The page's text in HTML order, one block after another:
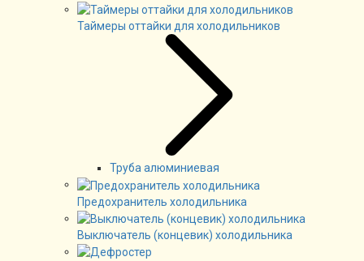
Таймеры оттайки для холодильников
Труба алюминиевая
Предохранитель холодильника
Выключатель (концевик) холодильника